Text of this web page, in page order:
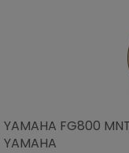
YAMAHA FG800
YAMAHA